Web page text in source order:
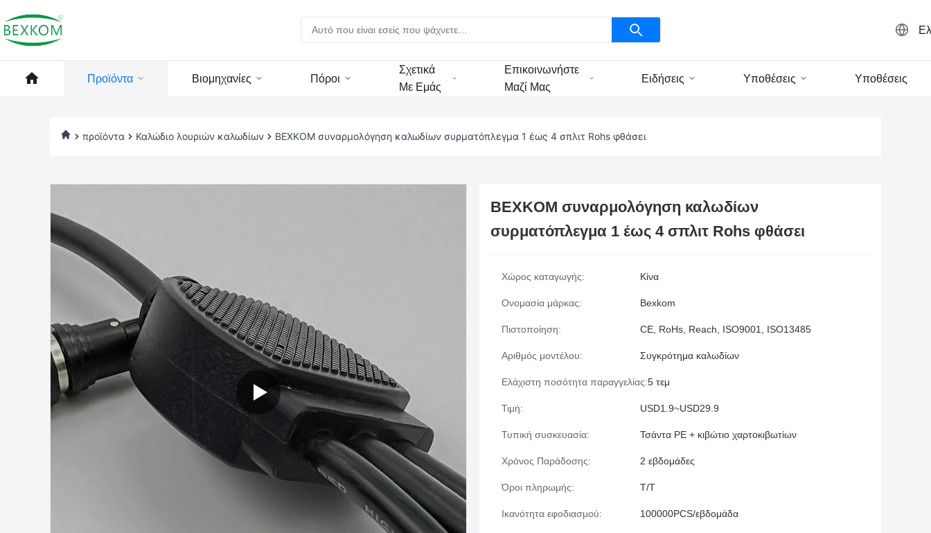
Προϊόντα Βιομηχανίες Πόροι
Σχετικά
Με Εμάς
Επικοινωνήστε
Μαζί Μας
Ειδήσεις Υποθέσεις Υποθέσεις
προϊόντα Καλώδιο λουριών καλωδίων BEXKOM συναρμολόγηση καλωδίων συρματόπλεγμα 1 έως 4 σπλιτ Rohs φθάσει
BEXKOM συναρμολόγηση καλωδίων
συρματόπλεγμα 1 έως 4 σπλιτ Rohs φθάσει
Χώρος καταγωγής: Κίνα
Ονομασία μάρκας: Bexkom
Πιστοποίηση: CE, RoHs, Reach, ISO9001, ISO13485
Αριθμός μοντέλου: Συγκρότημα καλωδίων
Ελάχιστη ποσότητα παραγγελίας:5 τεμ
Τιμή: USD1.9~USD29.9
Τυπική συσκευασία: Τσάντα PE + κιβώτιο χαρτοκιβωτίων
Χρόνος Παράδοσης: 2 εβδομάδες
Όροι πληρωμής: T/T
Ικανότητα εφοδιασμού: 100000PCS/εβδομάδα